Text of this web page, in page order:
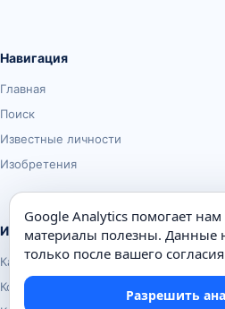
Навигация
Главная
Поиск
Известные личности
Изобретения
Информация
Карта сайта
Контакты
Google Analytics помогает
материалы полезны. Данные
только после вашего
Разрешить